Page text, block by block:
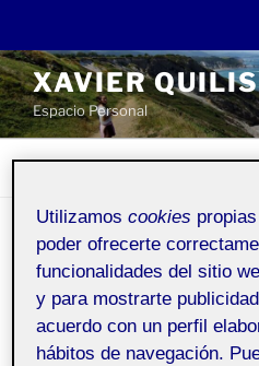
Saltar
al
contenido
XAVIER
Espacio Personal
PUBLICADO
EL
24 DICIEMBRE, 2023 POR
PEC05
Animación - Aula 2
Utilizamoscookies
poder ofrecerte
funcionalidades del sitio
y para mostrarte
acuerdo con un perfil
hábitos de navegación.